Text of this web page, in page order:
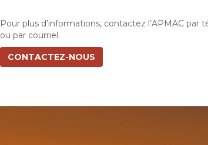
Pour plus d’informations, contactez l’APMAC par
ou par courriel.
CONTACTEZ-NOUS